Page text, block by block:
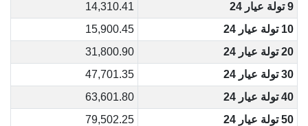
9 تولة عيار 24
14,310.41
10 تولة عيار 24
15,900.45
20 تولة عيار 24
31,800.90
30 تولة عيار 24
47,701.35
40 تولة عيار 24
63,601.80
50 تولة عيار 24
79,502.25